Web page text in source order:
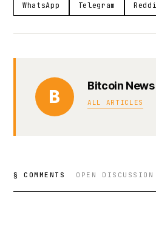
WhatsApp Telegram
B
Bitcoin
ALL ARTICLES
§ COMMENTS OPEN DISCUSSION